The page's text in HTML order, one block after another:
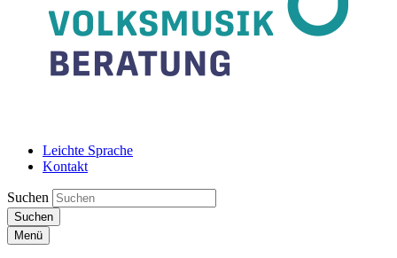
Leichte Sprache
Kontakt
Suchen
Suchen
Menü